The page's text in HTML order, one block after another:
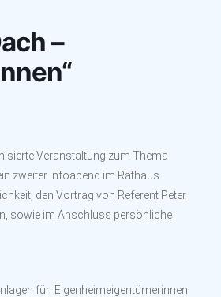
–
Veranstaltung zum Thema
zweiter Infoabend im Rathaus
den Vortrag von Referent Peter
sowie im Anschluss persönliche
für Eigenheimeigentümerinnen